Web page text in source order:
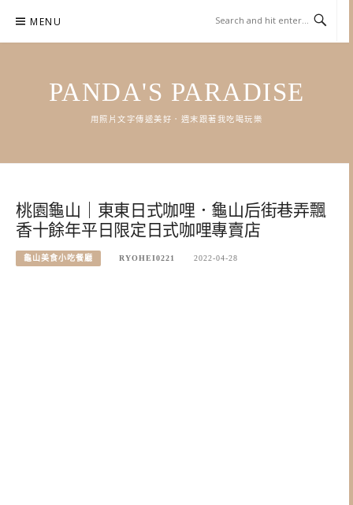
content
MENU
PANDA'S PARADISE
用照片文字傳遞美好．週末跟著我吃喝玩樂
桃園龜山｜東東日式咖哩．龜山后街巷弄飄
香十餘年平日限定日式咖哩專賣店
龜山美食小吃餐廳 RYOHEI0221 2022-04-28